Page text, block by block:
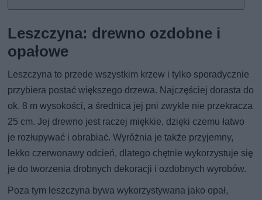
Leszczyna: drewno ozdobne i
opałowe
Leszczyna to przede wszystkim krzew i tylko sporadycznie
przybiera postać większego drzewa. Najczęściej dorasta do
ok. 8 m wysokości, a średnica jej pni zwykle nie przekracza
25 cm. Jej drewno jest raczej miękkie, dzięki czemu łatwo
je rozłupywać i obrabiać. Wyróżnia je także przyjemny,
lekko czerwonawy odcień, dlatego chętnie wykorzystuje się
je do tworzenia drobnych dekoracji i ozdobnych wyrobów.
Poza tym leszczyna bywa wykorzystywana jako opał,